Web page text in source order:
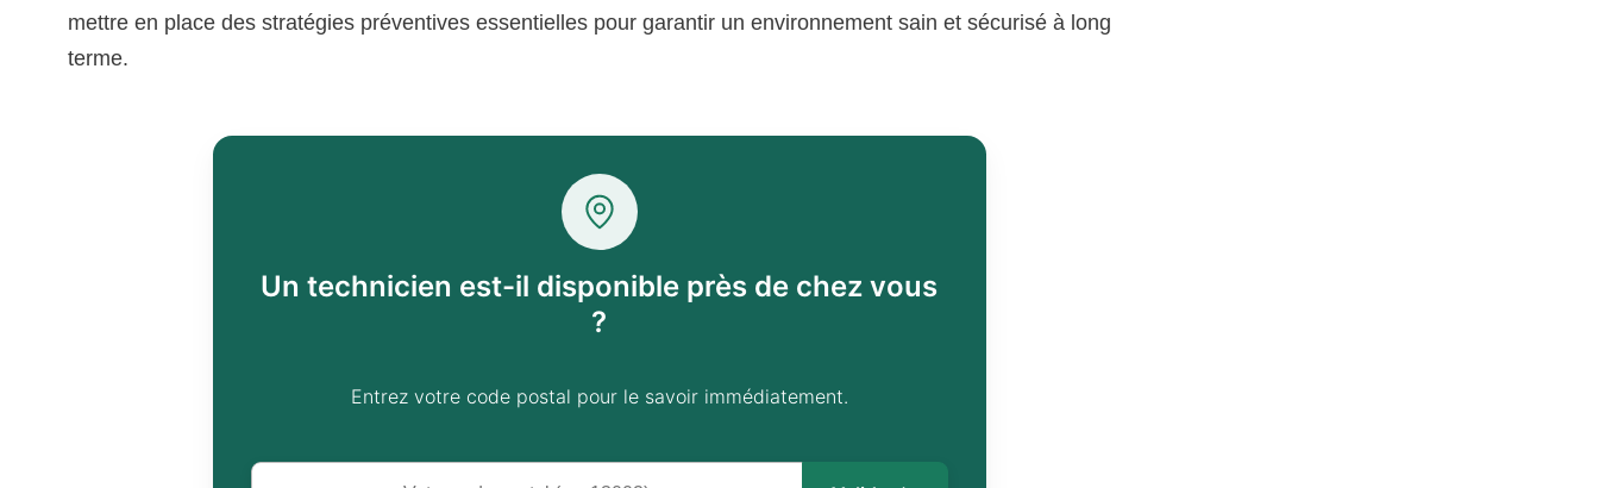
mettre en place des stratégies préventives essentielles pour garantir un environnement sain et sécurisé à long
terme.
Un technicien est-il disponible près de chez vous
?
Entrez votre code postal pour le savoir immédiatement.